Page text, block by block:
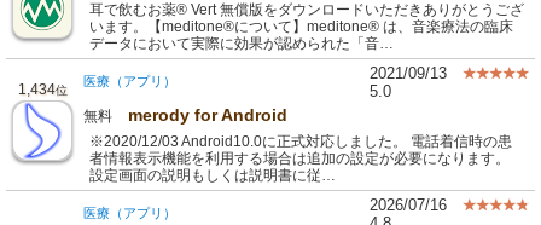
耳で飲むお薬® Vert 無償版をダウンロードいただきありがとうござ
います。【meditone®について】meditone® は、音楽療法の臨床
データにおいて実際に効果が認められた「音…
1,434位
医療（アプリ）
2021/09/13
5.0
無料 merody for Android
※2020/12/03 Android10.0に正式対応しました。 電話着信時の患
者情報表示機能を利用する場合は追加の設定が必要になります。
設定画面の説明もしくは説明書に従…
医療（アプリ）
2026/07/16